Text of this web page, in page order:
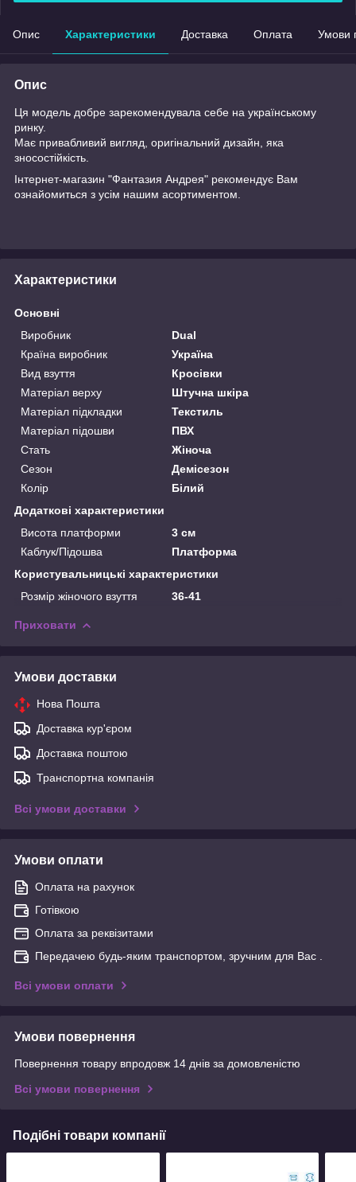
Опис Характеристики Доставка Оплата Умови
Опис
Ця модель добре зарекомендувала себе на українському
ринку.
Має привабливий вигляд, оригінальний дизайн, яка
зносостійкість.
Інтернет-магазин "Фантазия Андрея" рекомендує Вам
ознайомиться з усім нашим асортиментом.
Характеристики
Основні
Виробник
Dual
Країна виробник
Україна
Вид взуття
Кросівки
Матеріал верху
Штучна шкіра
Матеріал підкладки
Текстиль
Матеріал підошви
ПВХ
Стать
Жіноча
Сезон
Демісезон
Колір
Білий
Додаткові характеристики
Висота платформи
3 см
Каблук/Підошва
Платформа
Користувальницькі характеристики
Розмір жіночого взуття
36-41
Приховати
Умови доставки
Нова Пошта
Доставка кур'єром
Доставка поштою
Транспортна компанія
Всі умови доставки
Умови оплати
Оплата на рахунок
Готівкою
Оплата за реквізитами
Передачею будь-яким транспортом, зручним для Вас .
Всі умови оплати
Умови повернення
Повернення товару впродовж 14 днів за домовленістю
Всі умови повернення
Подібні товари компанії